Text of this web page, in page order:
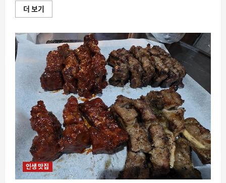
더 보기
주
또
왔
다
—
팀
포
카
치
아
바
이
샌
드
위
치
날
에
대
학
로
방
인생 맛집